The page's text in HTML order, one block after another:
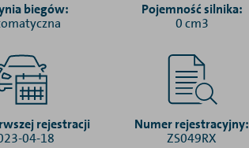
biegów:
Pojemność silnika:
0 cm3
rejestracji
04-18
Numer rejestracyjny:
ZS049RX